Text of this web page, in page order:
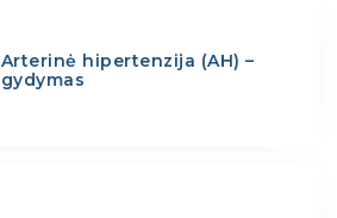
Arterinė hipertenzija (AH) –
gydymas